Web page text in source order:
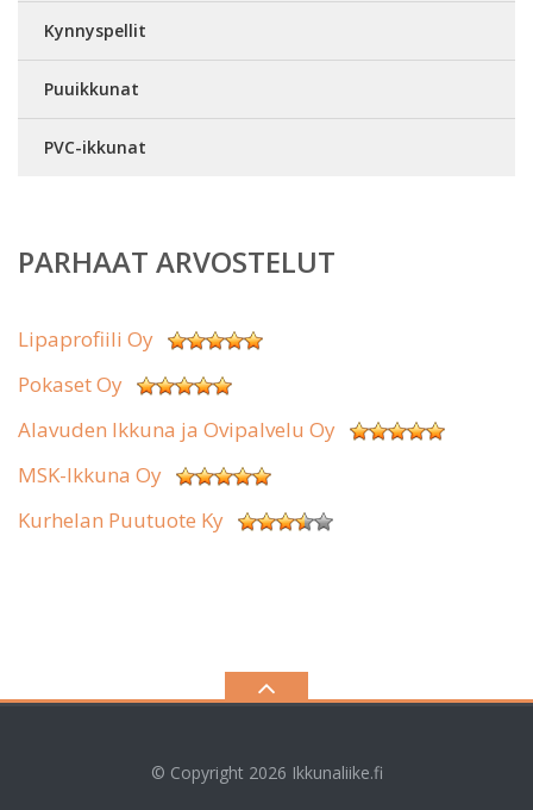
Kynnyspellit
Puuikkunat
PVC-ikkunat
PARHAAT ARVOSTELUT
Lipaprofiili Oy
Pokaset Oy
Alavuden Ikkuna ja Ovipalvelu Oy
MSK-Ikkuna Oy
Kurhelan Puutuote Ky
© Copyright 2026 Ikkunaliike.fi